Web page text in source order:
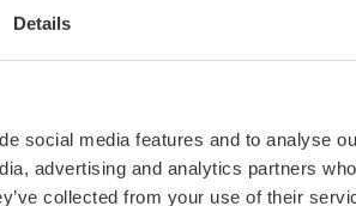
Details
social media features and to analyse
advertising and analytics partners
collected from your use of their